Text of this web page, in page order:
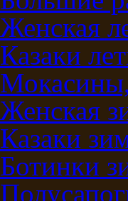
Женская
Казаки
Женская
Казаки
Ботинки